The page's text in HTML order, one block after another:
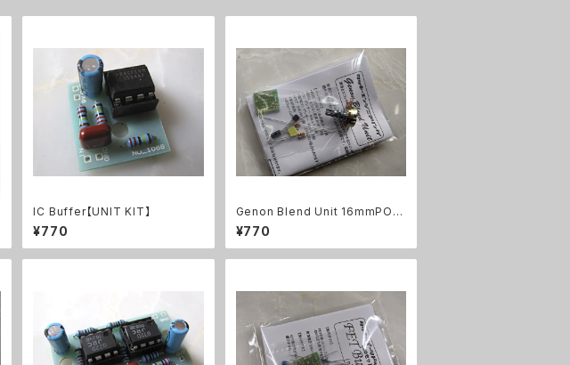
IC Buffer【UNIT KIT】
¥770
Genon Blend Unit 16mmPOT
【UNIT KIT】
¥770